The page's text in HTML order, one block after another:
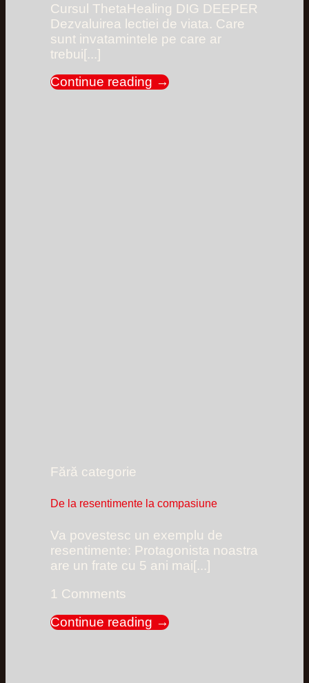
Cursul ThetaHealing DIG DEEPER
Dezvaluirea lectiei de viata. Care
sunt invatamintele pe care ar
trebui[...]
Continue reading →
Fără categorie
De la resentimente la compasiune
Va povestesc un exemplu de
resentimente: Protagonista noastra
are un frate cu 5 ani mai[...]
1 Comments
Continue reading →